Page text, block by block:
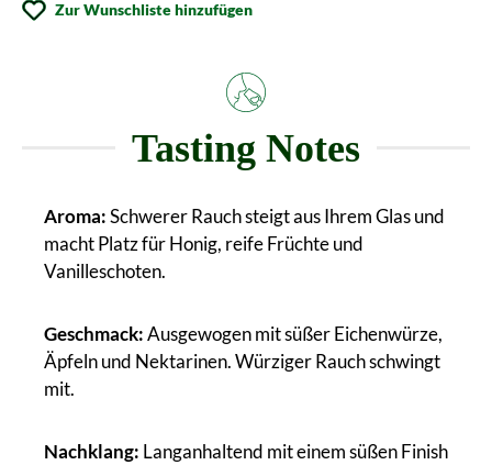
Zur Wunschliste hinzufügen
Tasting Notes
Aroma:Schwerer Rauch steigt aus Ihrem Glas und
macht Platz für Honig, reife Früchte und
Vanilleschoten.
Geschmack:Ausgewogen mit süßer Eichenwürze,
Äpfeln und Nektarinen. Würziger Rauch schwingt
mit.
Nachklang: Langanhaltend mit einem süßen Finish